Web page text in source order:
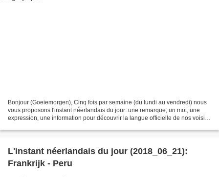
Bonjour (Goeiemorgen), Cinq fois par semaine (du lundi au vendredi) nous
vous proposons l'instant néerlandais du jour: une remarque, un mot, une
expression, une information pour découvrir la langue officielle de nos voisins
L'instant néerlandais du jour (2018_06_21):
Frankrijk - Peru